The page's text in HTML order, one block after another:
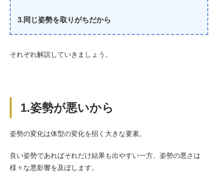
3.同じ姿勢を取りがちだから
それぞれ解説していきましょう。
1.姿勢が悪いから
姿勢の変化は体型の変化を招く大きな要素。
良い姿勢であればそれだけ結果も出やすい一方、姿勢の悪さは
様々な悪影響を及ぼします。